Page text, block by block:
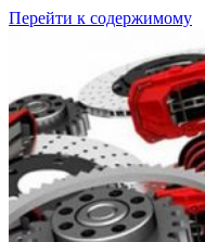
Перейти к содержимому